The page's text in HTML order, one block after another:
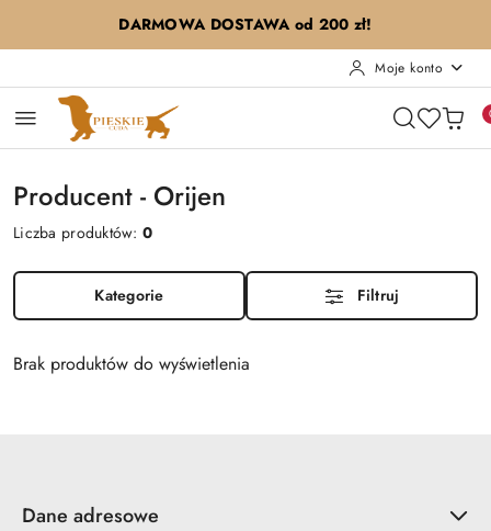
Przejdź do treści głównej
Przejdź do wyszukiwarki
Przejdź do moje konto
Przejdź do menu głównego
Przejdź do stopkiDARMOWA DOSTAWA od 200 zł!
Moje konto
Producent - Orijen
Liczba produktów:0
Kategorie Filtruj
Brak produktów do wyświetlenia
Dane adresowe